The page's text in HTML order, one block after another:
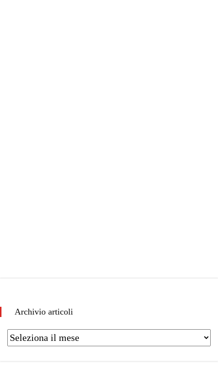
Archivio articoli